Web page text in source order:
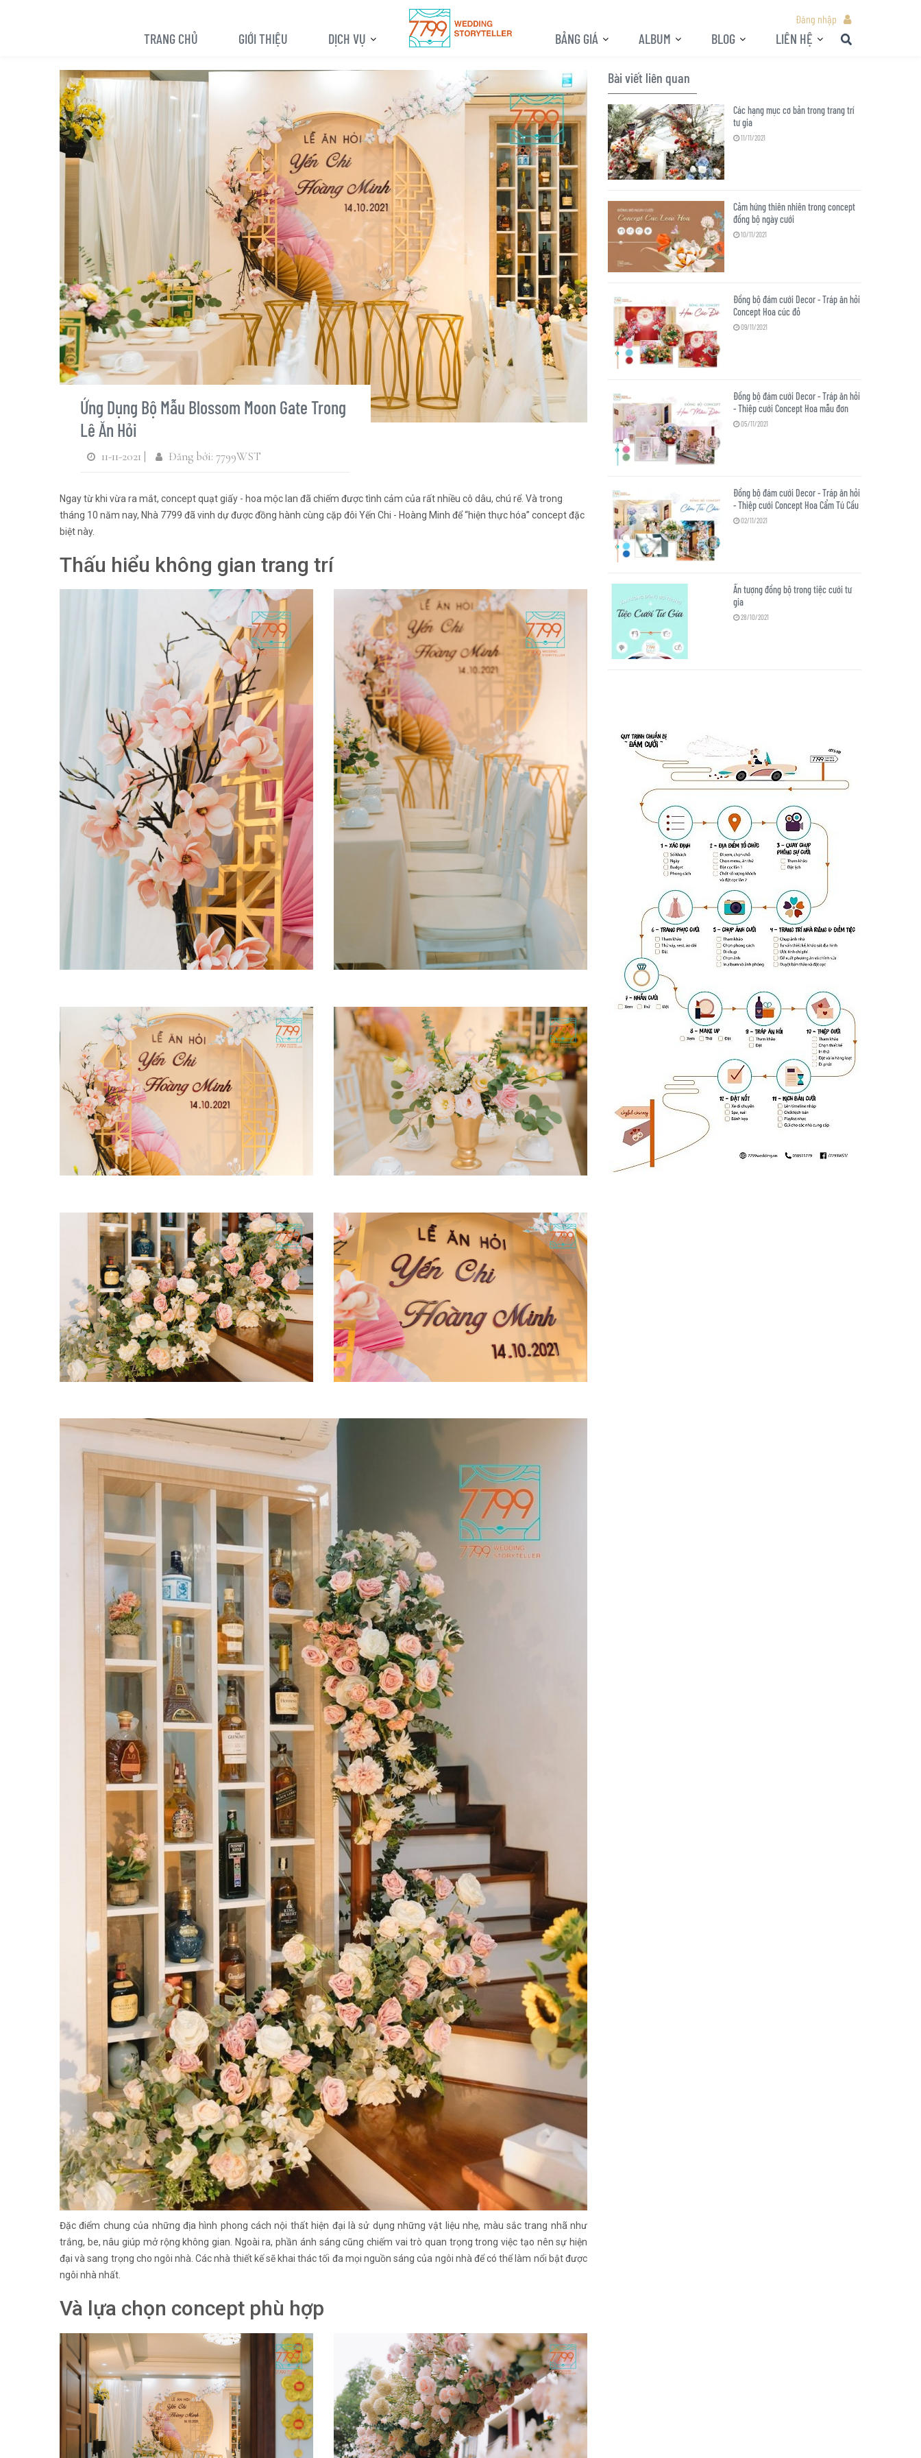
TRANG CHỦ GIỚI THIỆU DỊCH VỤ
Đăng nhập
BẢNG GIÁ ALBUM BLOG LIÊN HỆ
Ứng Dụng Bộ Mẫu Blossom Moon Gate Trong
Lê Ăn Hỏi
11-11-2021 | Đăng bởi: 7799WST
Ngay từ khi vừa ra mắt, concept quạt giấy - hoa mộc lan đã chiếm được tình cảm của rất nhiều cô dâu, chú rể. Và trong
tháng 10 năm nay, Nhà 7799 đã vinh dự được đồng hành cùng cặp đôi Yến Chi - Hoàng Minh để “hiện thực hóa” concept đặc
biệt này.
Thấu hiểu không gian trang trí
Đặc điểm chung của những địa hình phong cách nội thất hiện đại là sử dụng những vật liệu nhẹ, màu sắc trang nhã như
trắng, be, nâu giúp mở rộng không gian. Ngoài ra, phần ánh sáng cũng chiếm vai trò quan trọng trong việc tạo nên sự hiện
đại và sang trọng cho ngôi nhà. Các nhà thiết kế sẽ khai thác tối đa mọi nguồn sáng của ngôi nhà để có thể làm nổi bật được
ngôi nhà nhất.
Và lựa chọn concept phù hợp
Bài viết liên quan
Các hạng mục cơ bản trong trang trí
tư gia
11/11/2021
Cảm hứng thiên nhiên trong concept
đồng bộ ngày cưới
10/11/2021
Đồng bộ đám cưới Decor - Tráp ăn hỏi
Concept Hoa cúc đỏ
09/11/2021
Đồng bộ đám cưới Decor - Tráp ăn hỏi
- Thiệp cưới Concept Hoa mẫu đơn
05/11/2021
Đồng bộ đám cưới Decor - Tráp ăn hỏi
- Thiệp cưới Concept Hoa Cẩm Tú Cầu
02/11/2021
Ấn tượng đồng bộ trong tiệc cưới tư
gia
28/10/2021